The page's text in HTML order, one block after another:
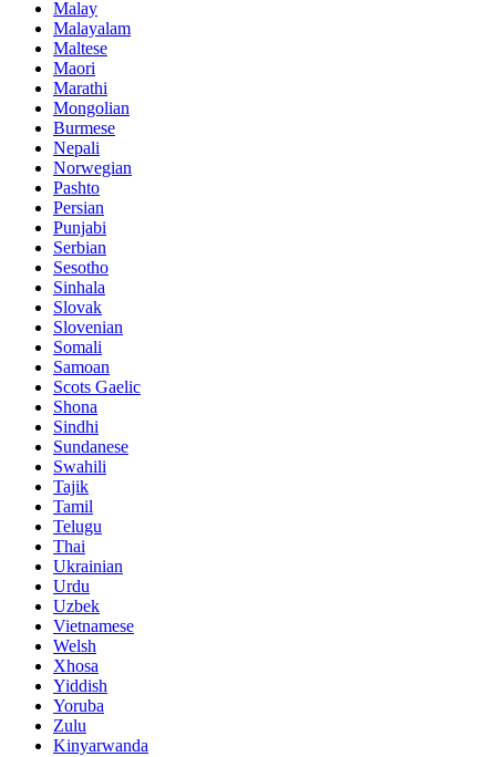
Malay
Malayalam
Maltese
Maori
Marathi
Mongolian
Burmese
Nepali
Norwegian
Pashto
Persian
Punjabi
Serbian
Sesotho
Sinhala
Slovak
Slovenian
Somali
Samoan
Scots Gaelic
Shona
Sindhi
Sundanese
Swahili
Tajik
Tamil
Telugu
Thai
Ukrainian
Urdu
Uzbek
Vietnamese
Welsh
Xhosa
Yiddish
Yoruba
Zulu
Kinyarwanda